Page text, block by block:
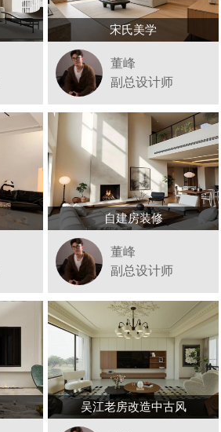
宋氏美学
董峰
副总设计师
自建房装修
董峰
副总设计师
吴江老房改造中古风